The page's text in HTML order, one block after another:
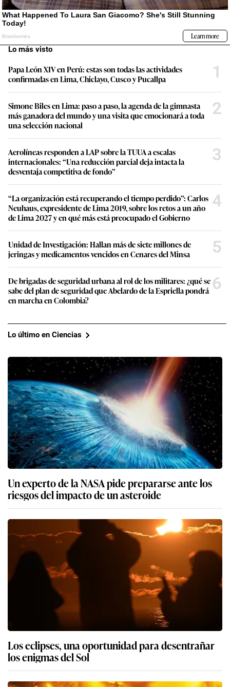
Lo más visto
Papa León XIV en Perú: estas son todas las actividades
confirmadas en Lima, Chiclayo, Cusco y Pucallpa
1
Simone Biles en Lima: paso a paso, la agenda de la gimnasta
más ganadora del mundo y una visita que emocionará a toda
una selección nacional
2
Aerolíneas responden a LAP sobre la TUUA a escalas
internacionales: “Una reducción parcial deja intacta la
desventaja competitiva de fondo”
3
“La organización está recuperando el tiempo perdido”: Carlos
Neuhaus, expresidente de Lima 2019, sobre los retos a un año
de Lima 2027 y en qué más está preocupado el Gobierno
4
Unidad de Investigación: Hallan más de siete millones de
jeringas y medicamentos vencidos en Cenares del Minsa
5
De brigadas de seguridad urbana al rol de los militares: ¿qué se
sabe del plan de seguridad que Abelardo de la Espriella pondrá
en marcha en Colombia?
6
Lo último en Ciencias
Un experto de la NASA pide prepararse ante los
riesgos del impacto de un asteroide
Los eclipses, una oportunidad para desentrañar
los enigmas del Sol